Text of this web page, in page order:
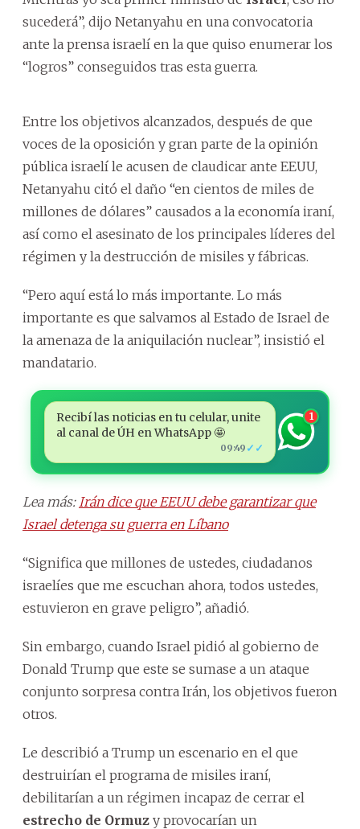
sucederá”, dijo Netanyahu en una convocatoria
ante la prensa israelí en la que quiso enumerar los
“logros” conseguidos tras esta guerra.
Entre los objetivos alcanzados, después de que
voces de la oposición y gran parte de la opinión
pública israelí le acusen de claudicar ante EEUU,
Netanyahu citó el daño “en cientos de miles de
millones de dólares” causados a la economía iraní,
así como el asesinato de los principales líderes del
régimen y la destrucción de misiles y fábricas.
“Pero aquí está lo más importante. Lo más
importante es que salvamos al Estado de Israel de
la amenaza de la aniquilación nuclear”, insistió el
mandatario.
Recibí las noticias en tu celular, unite
al canal de ÚH en WhatsApp 🤩
09:49 ✓✓
1
Lea más: Irán dice que EEUU debe garantizar que
Israel detenga su guerra en Líbano
“Significa que millones de ustedes, ciudadanos
israelíes que me escuchan ahora, todos ustedes,
estuvieron en grave peligro”, añadió.
Sin embargo, cuando Israel pidió al gobierno de
Donald Trump que este se sumase a un ataque
conjunto sorpresa contra Irán, los objetivos fueron
otros.
Le describió a Trump un escenario en el que
destruirían el programa de misiles iraní,
debilitarían a un régimen incapaz de cerrar el
estrecho de Ormuz y provocarían un